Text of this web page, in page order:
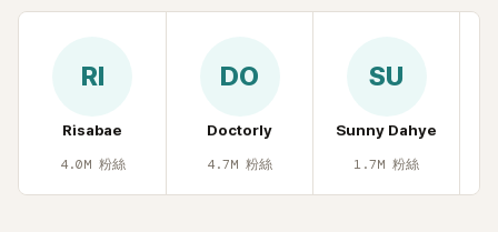
RI
Risabae
4.0M 粉絲
DO
Doctorly
4.7M 粉絲
SU
Sunny Dahye
1.7M 粉絲